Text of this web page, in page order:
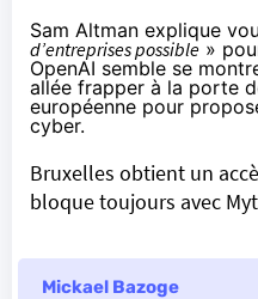
Sam Altman explique
d’entreprises possible »
OpenAI semble se
allée frapper à la porte
européenne pour
cyber.
Bruxelles obtient un
bloque toujours avec
Mickael Bazoge